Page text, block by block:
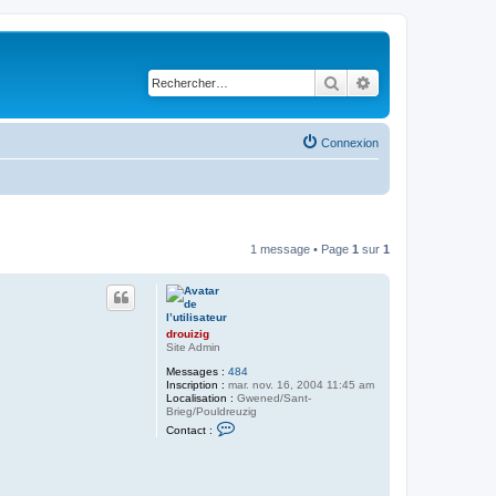
Rechercher
Connexion
1 message • Page 1 sur 1
drouizig
Site Admin
Messages : 484
Inscription : mar. nov. 16, 2004 11:45 am
Localisation : Gwened/Sant-
Brieg/Pouldreuzig
Contact :